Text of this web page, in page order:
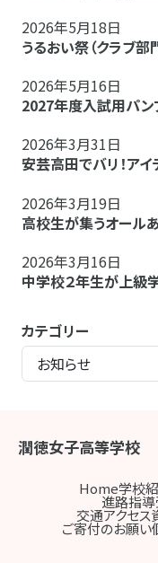
2026年5月18日
うるおい祭（クラブ部
2026年5月16日
2027年度入試用パン
2026年3月31日
安芸高田でバリ！アイ
2026年3月19日
高校生が集うオール
2026年3月16日
中学校２年生が上級
カテゴリー
潤徳女子高等学校
Home学校
進路指導
交通アクセス
ご寄付のお願い